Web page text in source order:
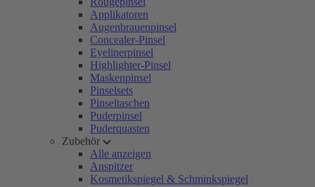
Applikatoren
Augenbrauenpinsel
Concealer-Pinsel
Eyelinerpinsel
Highlighter-Pinsel
Maskenpinsel
Pinselsets
Pinseltaschen
Puderpinsel
Puderquasten
Zubehör
Alle anzeigen
Anspitzer
Kosmetikspiegel & Schminkspiegel